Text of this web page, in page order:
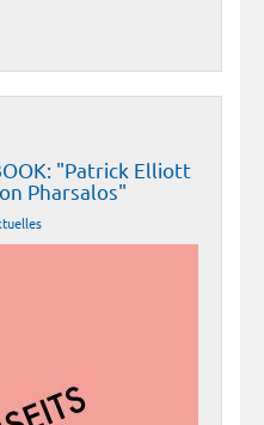
"Patrick Elliott
Pharsalos"